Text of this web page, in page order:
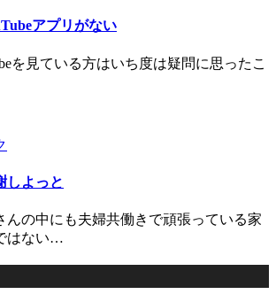
アプリがない
を見ている方はいち度は疑問に思ったこ
しよっと
んの中にも夫婦共働きで頑張っている家
はない…